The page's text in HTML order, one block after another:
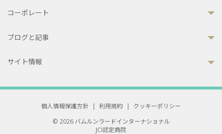
コーポレート
ブログと記事
サイト情報
個人情報保護方針 | 利用規約 |
クッキーポリシー
© 2026 バムルンラードインターナショナル
JCI認定病院